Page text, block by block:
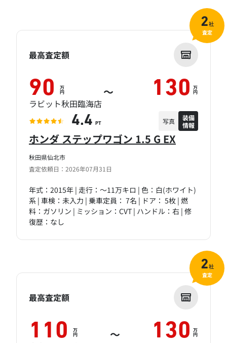
秋田県仙北市
査定依頼日：2026年07月31日
ホンダ ステップワゴン 1.5 G EX
年式：2015年 | 走行：～11万キロ | 色：白(ホワイト)
系 | 車検：未入力 | 乗車定員： 7名 | ドア： 5枚 | 燃
料：ガソリン | ミッション：CVT | ハンドル：右 | 修
復歴：なし
最高査定額
90 万
円 ～ 130 万
円
ラビット秋田臨海店
4.4 PT 写真
装備
情報
2社
査定
最高査定額
110 万
円 ～ 130 万
円
2社
査定